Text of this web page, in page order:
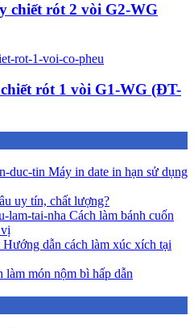
chiết rót 2 vòi G2-WG
rót 1 vòi G1-WG (ĐT-
Máy in date in hạn sử dụng
uy tín, chất lượng?
Cách làm bánh cuốn
Hướng dẫn cách làm xúc xích tại
làm món nộm bì hấp dẫn